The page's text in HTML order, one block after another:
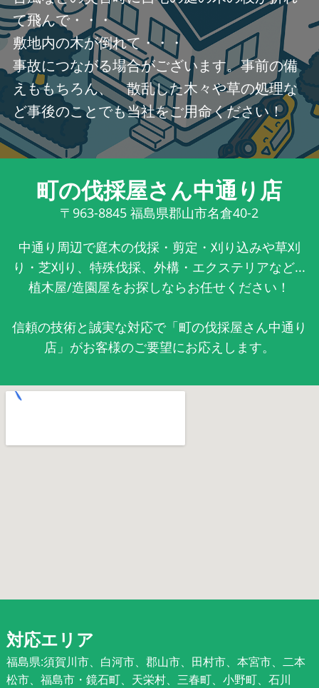
て飛んで・・・
敷地内の木が倒れて・・・
事故につながる場合がございます。事前の備
えももちろん、 散乱した木々や草の処理な
ど事後のことでも当社をご用命ください！
町の伐採屋さん中通り店
〒963-8845 福島県郡山市名倉40-2
中通り周辺で庭木の伐採・剪定・刈り込みや草刈
り・芝刈り、特殊伐採、外構・エクステリアなど...
植木屋/造園屋をお探しならお任せください！
信頼の技術と誠実な対応で「町の伐採屋さん中通り
店」がお客様のご要望にお応えします。
対応エリア
福島県:須賀川市、白河市、郡山市、田村市、本宮市、二本
松市、福島市・鏡石町、天栄村、三春町、小野町、石川